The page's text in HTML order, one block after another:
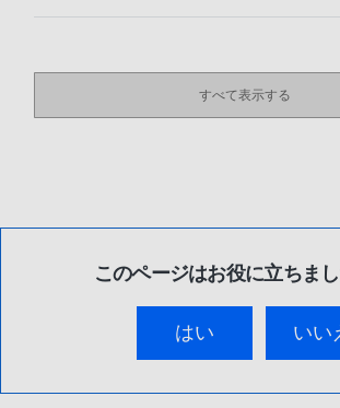
すべて表示する
このページはお役に立ちま
はい いい